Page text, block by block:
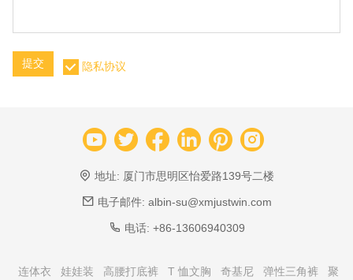
提交 隐私协议
地址: 厦门市思明区怡爱路139号二楼
电子邮件: albin-su@xmjustwin.com
电话: +86-13606940309
连体衣 娃娃装 高腰打底裤 T 恤文胸 奇基尼 弹性三角裤 聚